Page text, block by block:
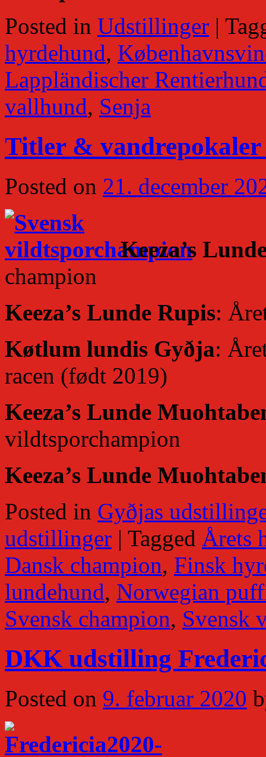
Posted in Udstillinger |
hyrdehund,
Lappländischer
vallhund, Senja
Titler & vandrepokaler
Posted on 21. december
Keeza’s
champion
Keeza’s Lunde Rupis:
Køtlum lundis Gyðja:
racen (født 2019)
Keeza’s Lunde
vildtsporchampion
Keeza’s Lunde
Posted in Gyðjas
udstillinger | Tagged Årets
Dansk champion, Finsk
lundehund, Norwegian
Svensk champion, Svensk
DKK udstilling
Posted on 9. februar 2020